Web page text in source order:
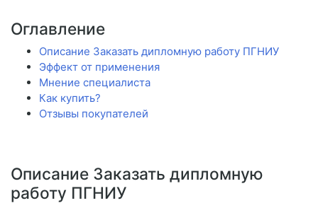
Оглавление
Описание Заказать дипломную работу ПГНИУ
Эффект от применения
Мнение специалиста
Как купить?
Отзывы покупателей
Описание Заказать дипломную
работу ПГНИУ